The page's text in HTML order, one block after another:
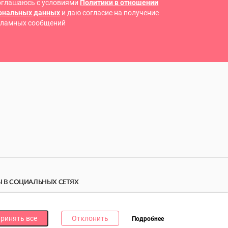
с условиями Политики в отношении
данных и даю согласие на получение
сообщений
все Отклонить Подробнее
В СОЦИАЛЬНЫХ СЕТЯХ
за каждую!